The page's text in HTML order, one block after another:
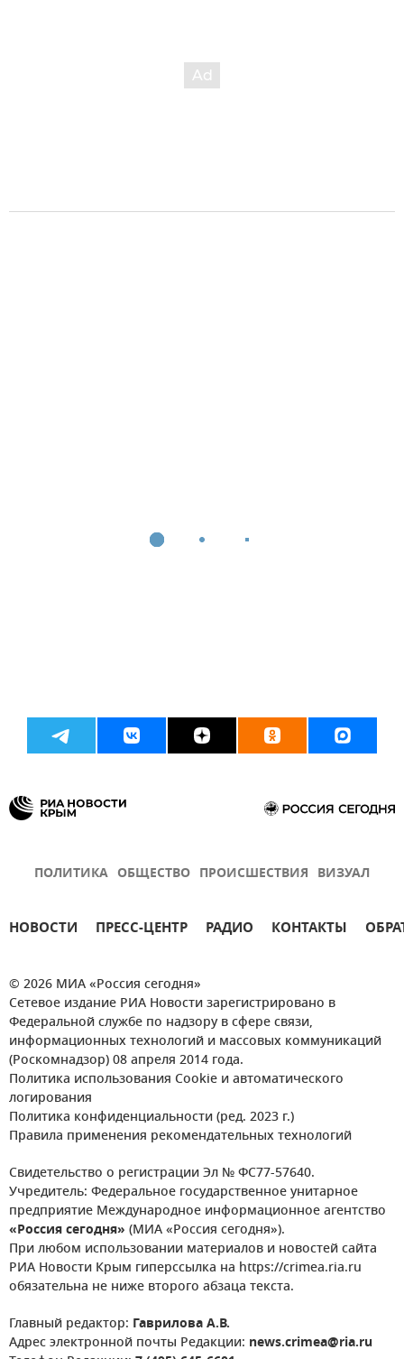
ПОЛИТИКА ОБЩЕСТВО ПРОИСШЕСТВИЯ ВИЗУАЛ
НОВОСТИ ПРЕСС-ЦЕНТР РАДИО КОНТАКТЫ
© 2026 МИА «Россия сегодня»
Сетевое издание РИА Новости зарегистрировано в
Федеральной службе по надзору в сфере связи,
информационных технологий и массовых коммуникаций
(Роскомнадзор) 08 апреля 2014 года.
Политика использования Cookie и автоматического
логирования
Политика конфиденциальности (ред. 2023 г.)
Правила применения рекомендательных технологий
Свидетельство о регистрации Эл № ФС77-57640.
Учредитель: Федеральное государственное унитарное
предприятие Международное информационное агентство
«Россия сегодня» (МИА «Россия сегодня»).
При любом использовании материалов и новостей сайта
РИА Новости Крым гиперссылка на https://crimea.ria.ru
обязательна не ниже второго абзаца текста.
Главный редактор: Гаврилова А.В.
Адрес электронной почты Редакции: news.crimea@ria.ru